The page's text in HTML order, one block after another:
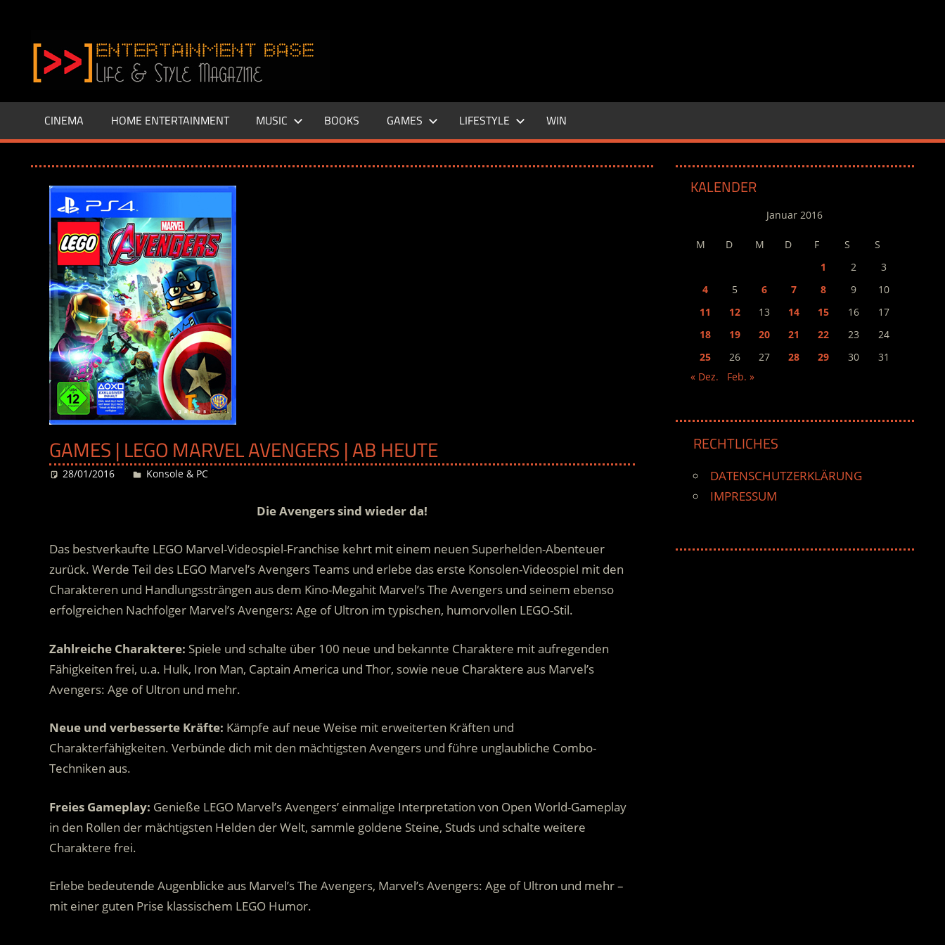
springen
–
LIFE
Base.de
CINEMA HOME ENTERTAINMENT MUSIC BOOKS GAMES LIFESTYLE WIN
GAMES | LEGO MARVEL AVENGERS | AB HEUTE
28/01/2016 Desiree
Konsole & PC
Die Avengers sind wieder da!
Das bestverkaufte LEGO Marvel-Videospiel-Franchise kehrt mit einem neuen Superhelden-Abenteuer
zurück. Werde Teil des LEGO Marvel’s Avengers Teams und erlebe das erste Konsolen-Videospiel mit den
Charakteren und Handlungssträngen aus dem Kino-Megahit Marvel’s The Avengers und seinem ebenso
erfolgreichen Nachfolger Marvel’s Avengers: Age of Ultron im typischen, humorvollen LEGO-Stil.
Zahlreiche Charaktere: Spiele und schalte über 100 neue und bekannte Charaktere mit aufregenden
Fähigkeiten frei, u.a. Hulk, Iron Man, Captain America und Thor, sowie neue Charaktere aus Marvel’s
Avengers: Age of Ultron und mehr.
Neue und verbesserte Kräfte: Kämpfe auf neue Weise mit erweiterten Kräften und
Charakterfähigkeiten. Verbünde dich mit den mächtigsten Avengers und führe unglaubliche Combo-
Techniken aus.
Freies Gameplay: Genieße LEGO Marvel’s Avengers’ einmalige Interpretation von Open World-Gameplay
in den Rollen der mächtigsten Helden der Welt, sammle goldene Steine, Studs und schalte weitere
Charaktere frei.
Erlebe bedeutende Augenblicke aus Marvel’s The Avengers, Marvel’s Avengers: Age of Ultron und mehr –
mit einer guten Prise klassischem LEGO Humor.
KALENDER
Januar 2016
M D M D F S
S
1
2
3
4
5 6 7 8 9
10
11
12 13 14 15 16
17
18
19 20 21 22 23
24
25
26 27 28 29 30
31
« Dez.
Feb. »
RECHTLICHES
DATENSCHUTZERKLÄRUNG
IMPRESSUM